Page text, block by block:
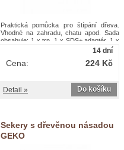
Praktická pomůcka pro štípání dřeva.
Vhodné na zahradu, chatu apod. Sada
obsahuje: 1 x trn, 1 x SDS+ adaptér, 1 x
adaptér šestihranTOPTRADE trn štípací,
šestihran, 42 x 92 mm
14 dní
224 Kč
Cena:
Do košíku
Detail »
Sekery s dřevěnou násadou
GEKO